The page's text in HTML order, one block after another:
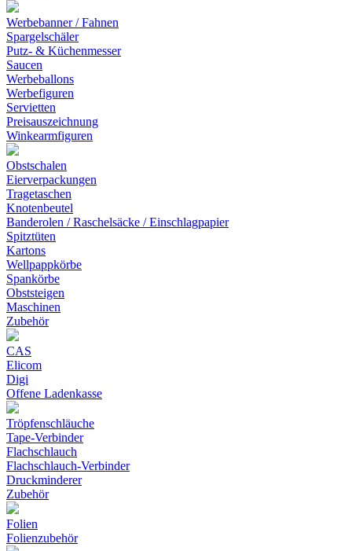
Werbebanner / Fahnen
Spargelschäler
Putz- & Küchenmesser
Saucen
Werbeballons
Werbefiguren
Servietten
Preisauszeichnung
Winkearmfiguren
Obstschalen
Eierverpackungen
Tragetaschen
Knotenbeutel
Banderolen / Raschelsäcke / Einschlagpapier
Spitztüten
Kartons
Wellpappkörbe
Spankörbe
Obststeigen
Maschinen
Zubehör
CAS
Elicom
Digi
Offene Ladenkasse
Tröpfenschläuche
Tape-Verbinder
Flachschlauch
Flachschlauch-Verbinder
Druckminderer
Zubehör
Folien
Folienzubehör